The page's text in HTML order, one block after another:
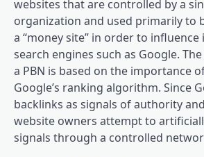
websites that are controlled by a
organization and used primarily to
a “money site” in order to
search engines such as Google.
a PBN is based on the importance
Google’s ranking algorithm. Since
backlinks as signals of authority
website owners attempt to
signals through a controlled